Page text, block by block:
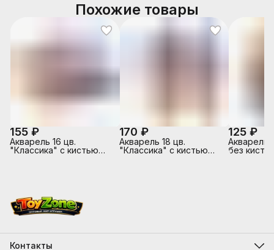
Похожие товары
155 ₽
Акварель 16 цв.
"Классика" с кистью
170 ₽
Акварель 18 цв.
"Классика" с кистью
125 ₽
Акварель
без
Контакты